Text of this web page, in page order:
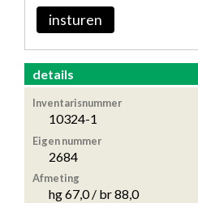
insturen
details
Inventarisnummer
10324-1
Eigen nummer
2684
Afmeting
hg 67,0 / br 88,0